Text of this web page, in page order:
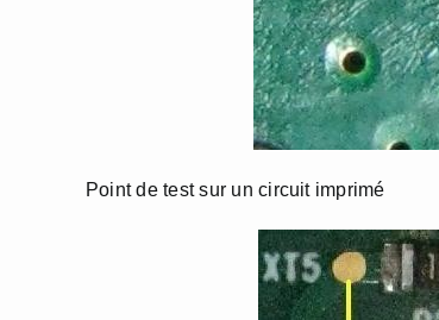
Point de test sur un circuit imprimé